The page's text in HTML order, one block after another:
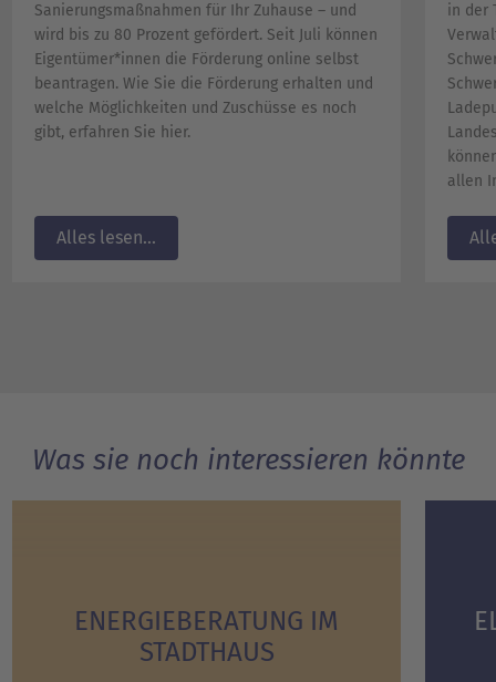
Sanie­rungsmaßnahmen für Ihr Zuhause – und
wird bis zu 80 Prozent gefördert. Seit Juli können
Eigentümer*in­nen die Förderung online selbst
beantragen. Wie Sie die Förderung erhalten und
welche Möglichkeiten und Zuschüsse es noch
gibt, erfahren Sie hier.
Alles lesen...
in der
allen
Was sie noch interessieren könnte
ENERGIE­BERATUNG IM
STADTHAUS